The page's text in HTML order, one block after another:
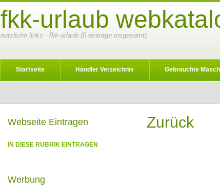
fkk-urlaub
nützliche links - fkk-urlaub (0 einträge insgesamt)
Startseite Händler Verzeichnis Gebrauchte
Zurück
Webseite Eintragen
IN DIESE RUBRIK EINTRAGEN
Werbung